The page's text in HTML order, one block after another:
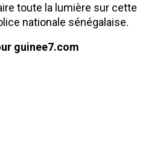
toute la lumière sur cette
nationale sénégalaise.
guinee7.com